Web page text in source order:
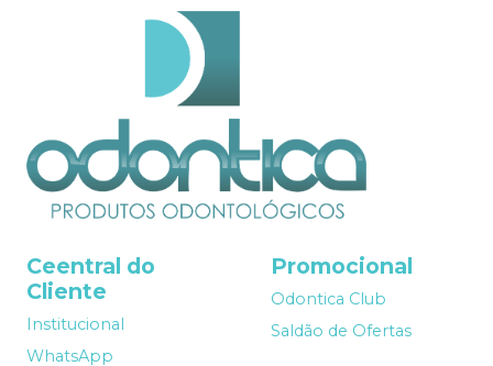
Ceentral do
Cliente
Institucional
WhatsApp
Promocional
Odontica Club
Saldão de Ofertas